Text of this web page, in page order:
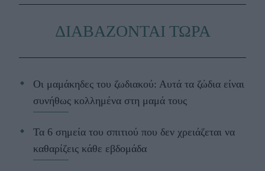
ΔΙΑΒΑΖΟΝΤΑΙ ΤΩΡΑ
Οι μαμάκηδες του ζωδιακού: Αυτά τα ζώδια είναι
συνήθως κολλημένα στη μαμά τους
Τα 6 σημεία του σπιτιού που δεν χρειάζεται να
καθαρίζεις κάθε εβδομάδα